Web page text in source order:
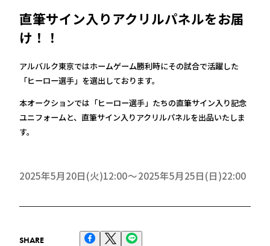
直筆サイン入りアクリルパネルをお届
け！！
アルバルク東京ではホームゲーム勝利時にその試合で活躍した
「ヒーロー選手」を選出しております。
本オークションでは「ヒーロー選手」たちの直筆サイン入り記念
ユニフォームと、直筆サイン入りアクリルパネルを出品いたしま
す。
2025年5月20日(火)12:00 2025年5月25日(日)22:00
SHARE